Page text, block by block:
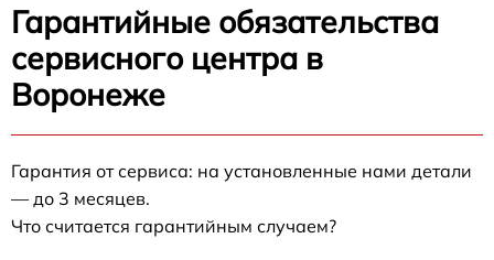
Гарантийные обязательства
сервисного центра в
Воронеже
Гарантия от сервиса: на установленные нами детали
— до 3 месяцев.
Что считается гарантийным случаем?